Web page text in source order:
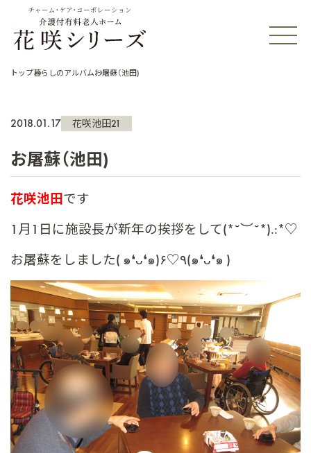
チャーム・ケア・コーポレーション
トップ暮らしのアルバムお屠蘇（池田)
2018.01.17 花咲池田21
お屠蘇（池田)
花咲池田 です
1月1日に施設長が新年の挨拶をして(*˘︶˘*).:*♡
お屠蘇をしました( ๑❛ᴗ❛๑)۶♡٩(๑❛ᴗ❛๑ )